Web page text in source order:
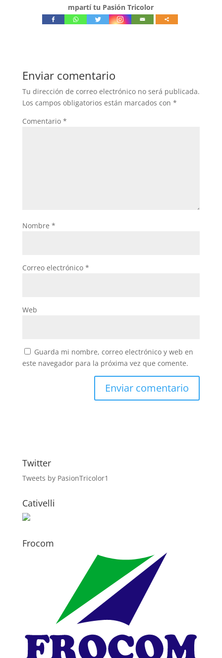
mpartí tu Pasión Tricolor
Enviar comentario
Tu dirección de correo electrónico no será publicada.
Los campos obligatorios están marcados con *
Comentario *
Nombre *
Correo electrónico *
Web
Guarda mi nombre, correo electrónico y web en
este navegador para la próxima vez que comente.
Twitter
Tweets by PasionTricolor1
Cativelli
Frocom